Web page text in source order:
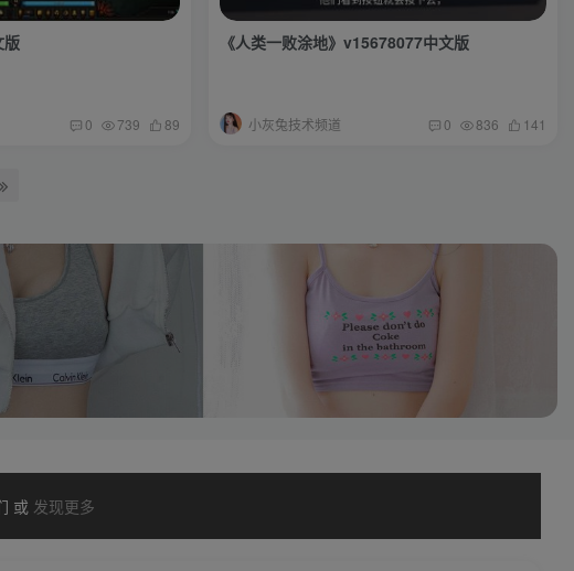
版
0 739 89
《人类一败涂地》v15678077中文版
小灰兔技术频道 0 836 141
或 发现更多